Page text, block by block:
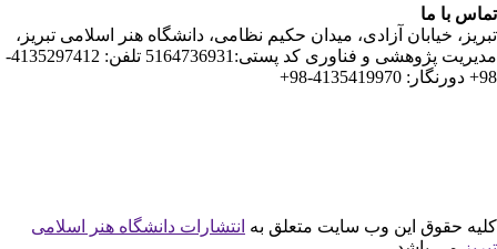
آزادی، میدان حکیم نظامی، دانشگاه هنر اسلامی تبریز،
مدیریت پژوهشی و فناوری کد پستی:5164736931 تلفن: 4135297412-
این وب سایت متعلق بهانتشارات دانشگاه هنر اسلامی